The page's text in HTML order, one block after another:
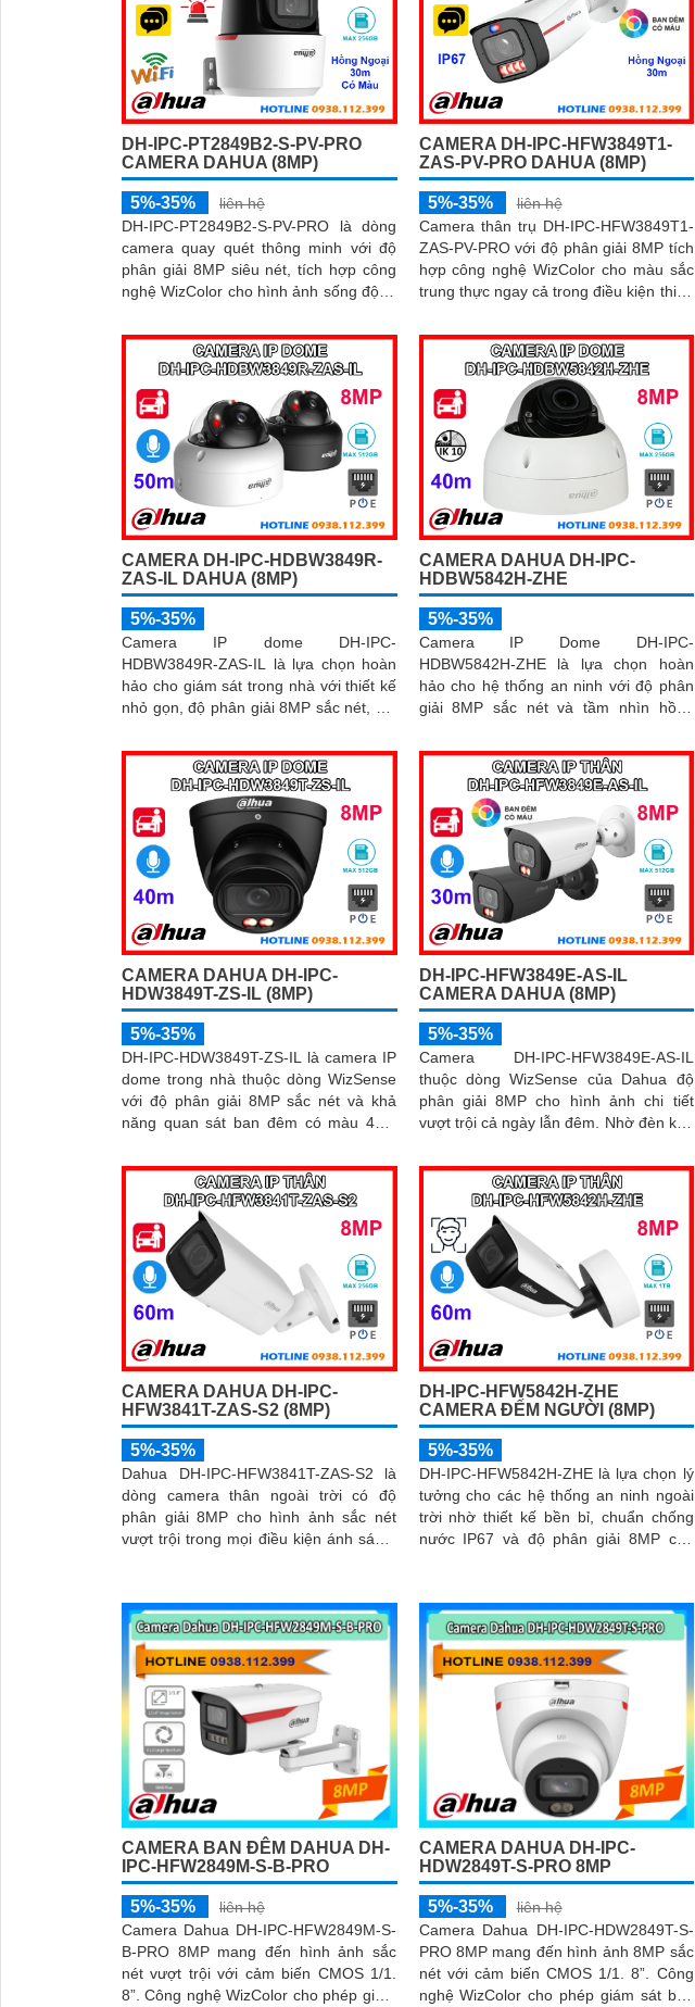
DH-IPC-PT2849B2-S-PV-PRO
CAMERA DAHUA (8MP)
5%-35%
liên hệ
DH-IPC-PT2849B2-S-PV-PRO là dòng
camera quay quét thông minh với độ
phân giải 8MP siêu nét, tích hợp công
nghệ WizColor cho hình ảnh sống động
thoại 2 chiều, phát hiện chính xác
người và phương tiện báo động thông
CAMERA DH-IPC-HFW3849T1-
ZAS-PV-PRO DAHUA (8MP)
5%-35%
liên hệ
Camera thân trụ DH-IPC-HFW3849T1-
ZAS-PV-PRO với độ phân giải 8MP tích
hợp công nghệ WizColor cho màu sắc
trung thực ngay cả trong điều kiện thiếu
30m, khe cắm thẻ nhớ 256GB, cùng
tính năng phát hiện thông minh và cảnh
báo chủ động, giúp giám sát hiệu quả
và phản ứng kịp thời
CAMERA DH-IPC-HDBW3849R-
ZAS-IL DAHUA (8MP)
5%-35%
Camera IP dome DH-IPC-
HDBW3849R-ZAS-IL là lựa chọn hoàn
hảo cho giám sát trong nhà với thiết kế
nhỏ gọn, độ phân giải 8MP sắc nét, kết
thông minh giúp quan sát rõ cả ngày
ghi âm, khe thẻ nhớ lên đến 512GB và
công nghệ phân biệt người và phương
tiện, nâng cao độ chính xác trong cảnh
báo, hỗ trợ POE tiện lợi
CAMERA DAHUA DH-IPC-
HDBW5842H-ZHE
5%-35%
Camera IP Dome DH-IPC-
HDBW5842H-ZHE là lựa chọn hoàn
hảo cho hệ thống an ninh với độ phân
giải 8MP sắc nét và tầm nhìn hồng
cả ngày lẫn đêm. Tích hợp công nghệ
AI thông minh giúp phân biệt chuyển
động giữa người và phương tiện, hạn
chế cảnh báo sai, đi kèm khe cắm thẻ
nhớ 256GB lưu trữ lâu dài, hỗ trợ POE
tiện lợi và mức giá phải chăng
CAMERA DAHUA DH-IPC-
HDW3849T-ZS-IL (8MP)
5%-35%
DH-IPC-HDW3849T-ZS-IL là camera IP
dome trong nhà thuộc dòng WizSense
với độ phân giải 8MP sắc nét và khả
năng quan sát ban đêm có màu 40m
công nghệ AI, camera phát hiện chính
xác người và phương tiện, kết hợp
micro ghi âm và khe thẻ nhớ hỗ trợ đến
512GB đảm bảo lưu trữ linh hoạt và chi
tiết, hỗ trợ PoE tiện lợi đây là giải pháp
giám sát an ninh hiệu quả
DH-IPC-HFW3849E-AS-IL
CAMERA DAHUA (8MP)
5%-35%
Camera DH-IPC-HFW3849E-AS-IL
thuộc dòng WizSense của Dahua độ
phân giải 8MP cho hình ảnh chi tiết
vượt trội cả ngày lẫn đêm. Nhờ đèn kép
kết hợp micro tích hợp, hồng ngoại
30m và công nghệ AI nhận diện chính
xác người và xe, giúp tăng cường bảo
mật hiệu quả
CAMERA DAHUA DH-IPC-
HFW3841T-ZAS-S2 (8MP)
5%-35%
Dahua DH-IPC-HFW3841T-ZAS-S2 là
dòng camera thân ngoài trời có độ
phân giải 8MP cho hình ảnh sắc nét
vượt trội trong mọi điều kiện ánh sáng.
xe, kết hợp micro ghi âm, hồng ngoại
ban đêm 60m và khe thẻ nhớ lên đến
256GB mang đến giải pháp giám sát
toàn diện và hiệu quả
DH-IPC-HFW5842H-ZHE
CAMERA ĐẾM NGƯỜI (8MP)
5%-35%
DH-IPC-HFW5842H-ZHE là lựa chọn lý
tưởng cho các hệ thống an ninh ngoài
trời nhờ thiết kế bền bỉ, chuẩn chống
nước IP67 và độ phân giải 8MP cho
1TB, hồng ngoại tầm xa 60m và kết nối
PoE giúp lắp đặt dễ dàng, tiết kiệm chi
phí
CAMERA BAN ĐÊM DAHUA DH-
IPC-HFW2849M-S-B-PRO
5%-35%
liên hệ
Camera Dahua DH-IPC-HFW2849M-S-
B-PRO 8MP mang đến hình ảnh sắc
nét vượt trội với cảm biến CMOS 1/1.
8”. Công nghệ WizColor cho phép giám
CAMERA DAHUA DH-IPC-
HDW2849T-S-PRO 8MP
5%-35%
liên hệ
Camera Dahua DH-IPC-HDW2849T-S-
PRO 8MP mang đến hình ảnh 8MP sắc
nét với cảm biến CMOS 1/1. 8”. Công
nghệ WizColor cho phép giám sát ban